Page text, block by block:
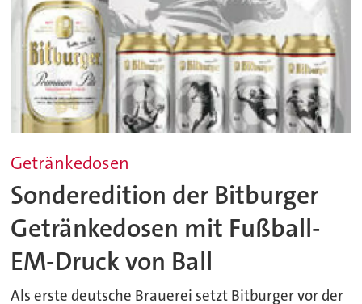
Getränkedosen
Sonderedition der Bitburger
Getränkedosen mit Fußball-
EM-Druck von Ball
Als erste deutsche Brauerei setzt Bitburger vor der